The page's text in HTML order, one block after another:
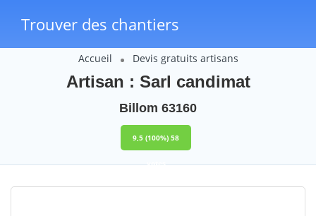
Trouver des chantiers
Accueil Devis gratuits artisans
Artisan : Sarl candimat
Billom 63160
9,5 (100%) 58
votes